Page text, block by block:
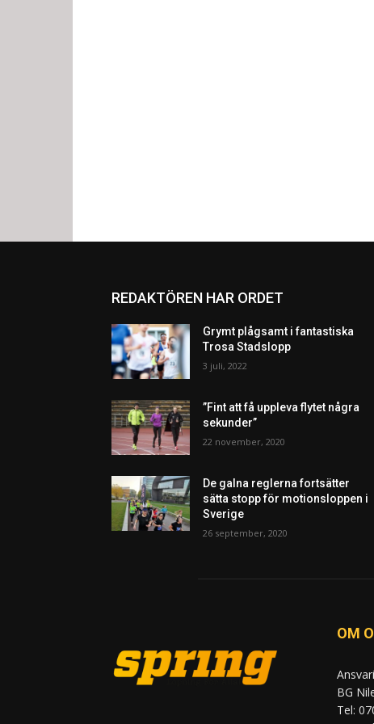
REDAKTÖREN HAR ORDET
Grymt plågsamt i fantastiska
Trosa Stadslopp
3 juli, 2022
”Fint att få uppleva flytet några
sekunder”
22 november, 2020
De galna reglerna fortsätter
sätta stopp för motionsloppen i
Sverige
26 september, 2020
OM
BG
Tel: